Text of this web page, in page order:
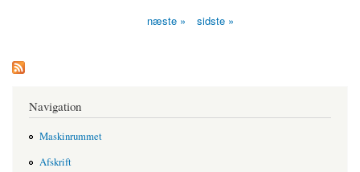
næste » sidste »
Navigation
Maskinrummet
Afskrift